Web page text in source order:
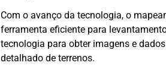
Com o avanço da tecnologia, o
ferramenta eficiente para
tecnologia para obter imagens e
detalhado de terrenos.